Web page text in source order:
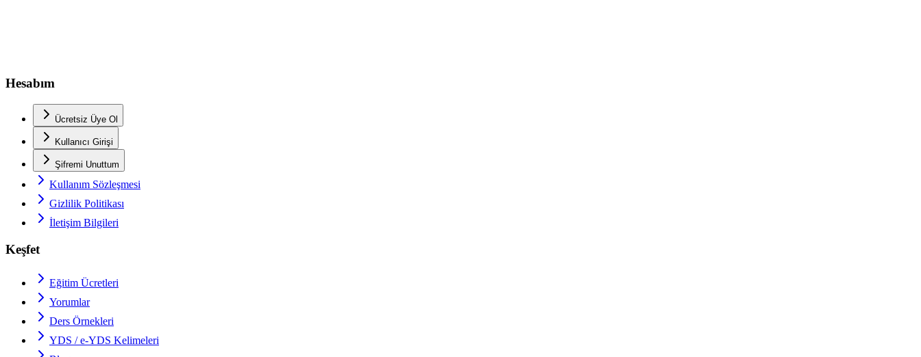
Hesabım
Ücretsiz Üye Ol
Kullanıcı Girişi
Şifremi Unuttum
Kullanım Sözleşmesi
Gizlilik Politikası
İletişim Bilgileri
Keşfet
Eğitim Ücretleri
Yorumlar
Ders Örnekleri
YDS / e-YDS Kelimeleri